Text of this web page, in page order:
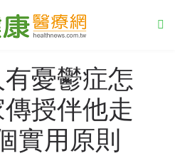
憂鬱症怎
授伴他走
實用原則